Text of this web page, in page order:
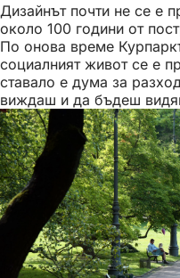
Дизайнът почти не се е
около 100 години от
По онова време
социалният живот се е
ставало е дума за
виждаш и да бъдеш